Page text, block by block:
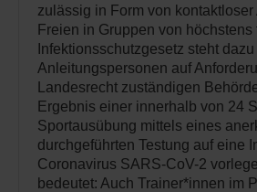
zulässig in Form von kontaktloser
Freien in Gruppen von höchstens
Infektionsschutzgesetz steht
Anleitungspersonen auf
Landesrecht zuständigen
Ergebnis einer innerhalb von 24
Sportausübung mittels eines
durchgeführten Testung auf eine
Coronavirus SARS-CoV-2
bedeutet: Auch Trainer*innen im